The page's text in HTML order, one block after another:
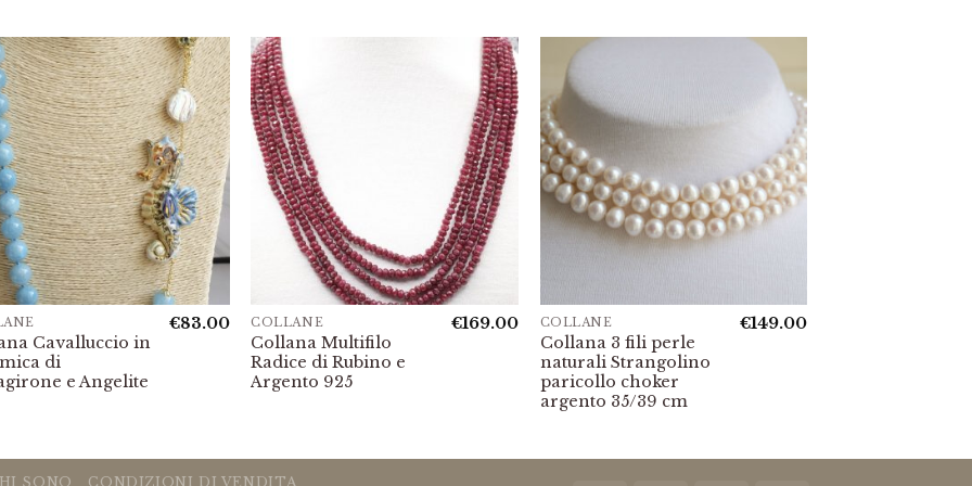
Cavalluccio in
di
e Angelite
€83.00 COLLANE
Collana Multifilo
Radice di Rubino e
Argento 925
€169.00 COLLANE
Collana 3 fili perle
naturali Strangolino
paricollo choker
argento 35/39 cm
€149.00
SONO CONDIZIONI DI VENDITA